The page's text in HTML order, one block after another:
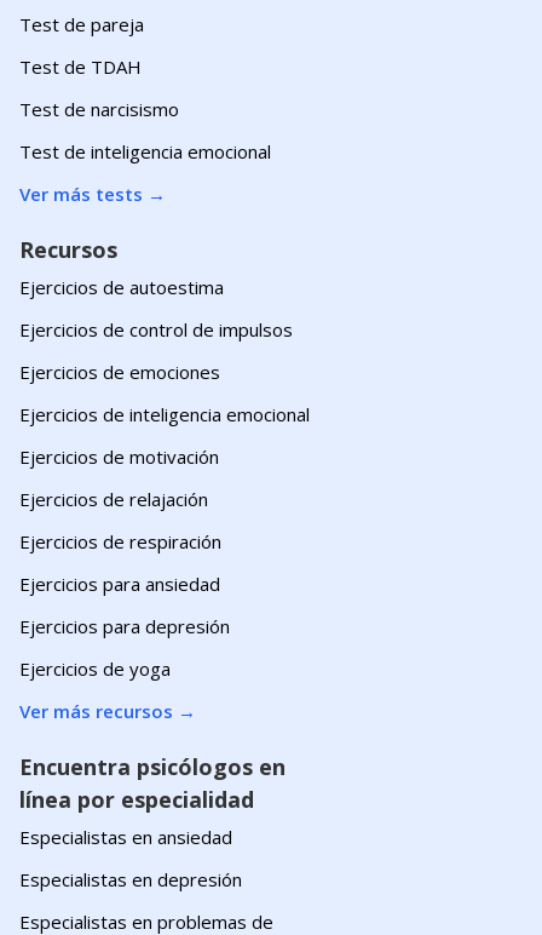
Test de pareja
Test de TDAH
Test de narcisismo
Test de inteligencia emocional
Ver más tests →
Recursos
Ejercicios de autoestima
Ejercicios de control de impulsos
Ejercicios de emociones
Ejercicios de inteligencia emocional
Ejercicios de motivación
Ejercicios de relajación
Ejercicios de respiración
Ejercicios para ansiedad
Ejercicios para depresión
Ejercicios de yoga
Ver más recursos →
Encuentra psicólogos en
línea por especialidad
Especialistas en ansiedad
Especialistas en depresión
Especialistas en problemas de